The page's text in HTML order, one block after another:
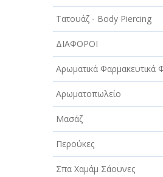
ΕΚΠΑΙΔΕΥΣΗ - ΣΧΟΛΕΣ
ΕΜΠΟΡΙΟ - ΕΜΠΟΡΙΚΑ
ΕΡΓΟΣΤΑΣΙΑ -
ΞΕΝΟΔΟΧΕΙΑ - ΤΟΥΡΙΣΜΟΣ
ΟΜΟΡΦΙΑ
ΠΑΡΟΧΗ ΥΠΗΡΕΣΙΩΝ
ΤΕΧΝΙΚΑ -
Τατουάζ - Body Piercing
ΔΙΑΦΟΡΟΙ
Αρωματικά Φαρμακευτικά
Αρωματοπωλείο
Μασάζ
Περούκες
Σπα Χαμάμ Σάουνες